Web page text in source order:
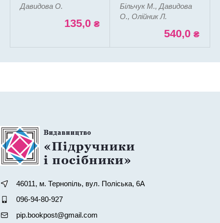
Давидова О.
135,0 ₴
Більчук М., Давидова
О., Олійник Л.
540,0 ₴
46011, м. Тернопіль, вул. Поліська, 6А
096-94-80-927
pip.bookpost@gmail.com